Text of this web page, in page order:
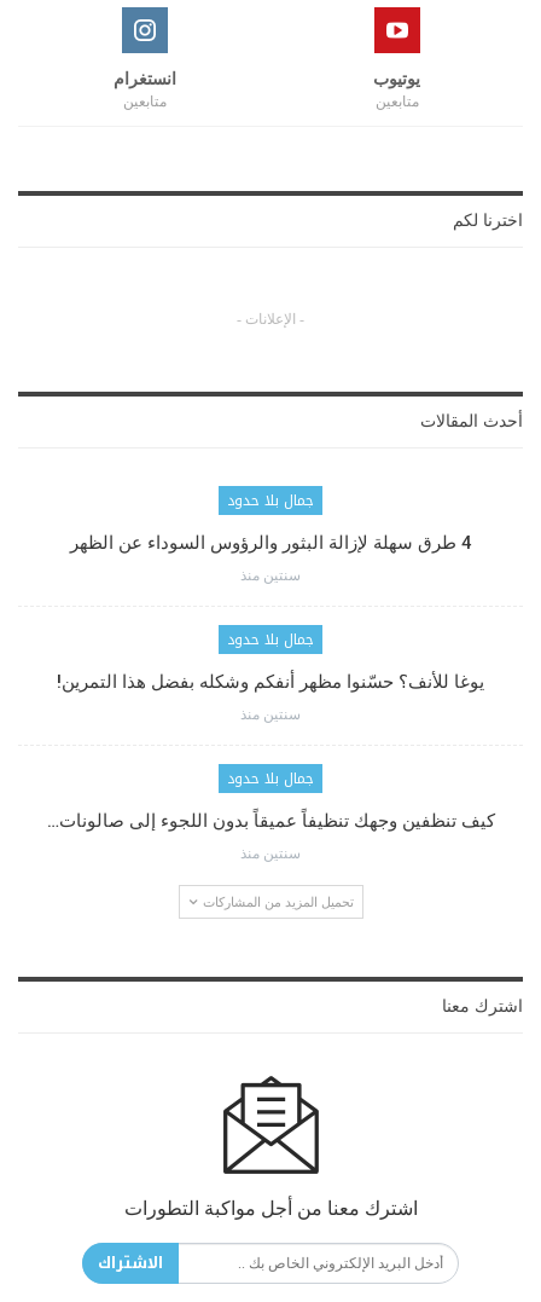
يوتيوب
متابعين
انستغرام
متابعين
اخترنا لكم
- الإعلانات -
أحدث المقالات
جمال بلا حدود
4 طرق سهلة لإزالة البثور والرؤوس السوداء عن الظهر
سنتين منذ
جمال بلا حدود
يوغا للأنف؟ حسّنوا مظهر أنفكم وشكله بفضل هذا التمرين!
سنتين منذ
جمال بلا حدود
كيف تنظفين وجهك تنظيفاً عميقاً بدون اللجوء إلى صالونات…
سنتين منذ
تحميل المزيد من المشاركات
اشترك معنا
اشترك معنا من أجل مواكبة التطورات
الاشتراك